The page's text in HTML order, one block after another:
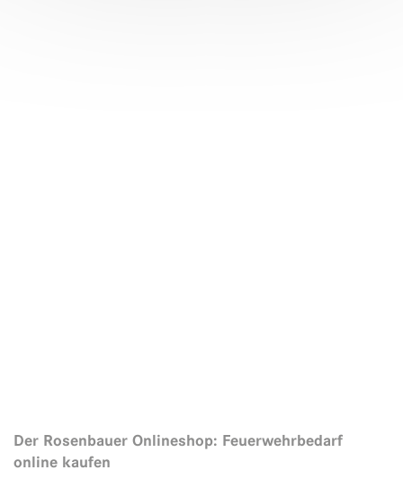
Der Rosenbauer Onlineshop: Feuerwehrbedarf
online kaufen